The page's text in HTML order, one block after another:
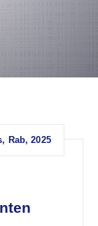
Rab, 2025